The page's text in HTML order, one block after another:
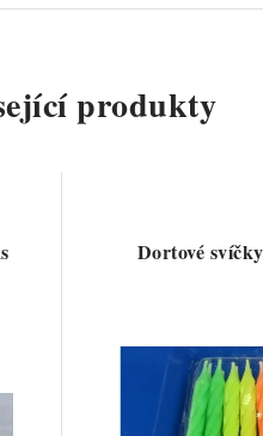
produkty
Dortové